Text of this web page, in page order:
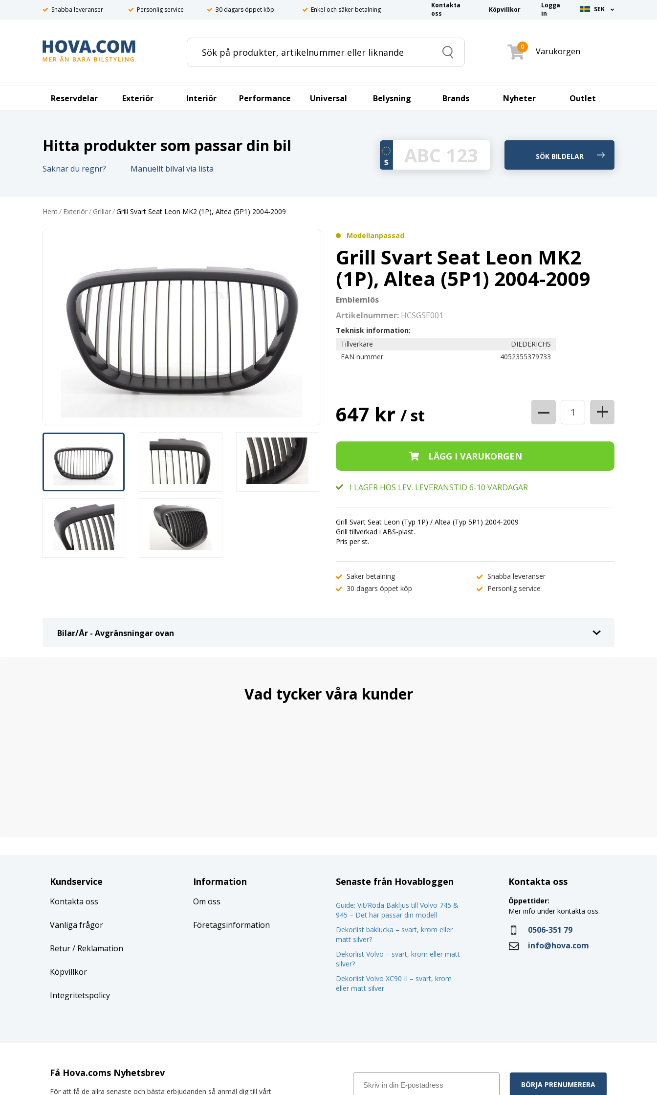
Snabba leveranser Personlig service 30 dagars öppet köp Enkel och säker betalning
Kontakta
oss
Köpvillkor
Logga
in
SEK
Search
0 Varukorgen
Reservdelar Exteriör Interiör Performance Universal Belysning Brands Nyheter Outlet
Hitta produkter som passar din bil
Saknar du regnr? Manuellt bilval via lista
Hem / Exteriör/ Grillar/Grill Svart Seat Leon MK2 (1P), Altea (5P1) 2004-2009
Modellanpassad
Grill Svart Seat Leon MK2
(1P), Altea (5P1) 2004-2009
Emblemlös
Artikelnummer: HCSGSE001
Teknisk information:
Tillverkare
DIEDERICHS
EAN nummer
4052355379733
647 kr / st − +
I LAGER HOS LEV. LEVERANSTID 6-10 VARDAGAR
Grill Svart Seat Leon (Typ 1P) / Altea (Typ 5P1) 2004-2009
Grill tillverkad i ABS-plast.
Pris per st.
Säker betalning
Snabba leveranser
30 dagars öppet köp
Personlig service
Bilar/År - Avgränsningar ovan
Vad tycker våra kunder
Kundservice
Kontakta oss
Vanliga frågor
Retur/ Reklamation
Köpvillkor
Integritetspolicy
Information
Om oss
Företagsinformation
Senaste från Hovabloggen
Guide: Vit/Röda Bakljus till Volvo 745 &
945 – Det här passar din modell
Dekorlist baklucka – svart, krom eller
matt silver?
Dekorlist Volvo – svart, krom eller matt
silver?
Dekorlist Volvo XC90 II – svart, krom
eller matt silver
Kontakta oss
Öppettider:
Mer info under kontakta oss.
0506-351 79
info@hova.com
Få Hova.coms Nyhetsbrev
För att få de allra senaste och bästa erbjudanden så anmäl dig till vårt